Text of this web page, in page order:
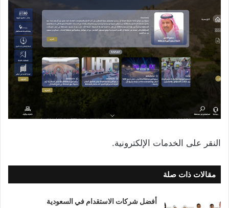
النقر على الخدمات الإلكترونية.
مقالات ذات صلة
أفضل شركات الاستقدام في السعودية